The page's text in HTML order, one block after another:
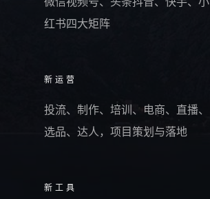
红书四大矩阵
新运营
投流、制作、培训、电商、直播、
选品、达人，项目策划与落地
新工具